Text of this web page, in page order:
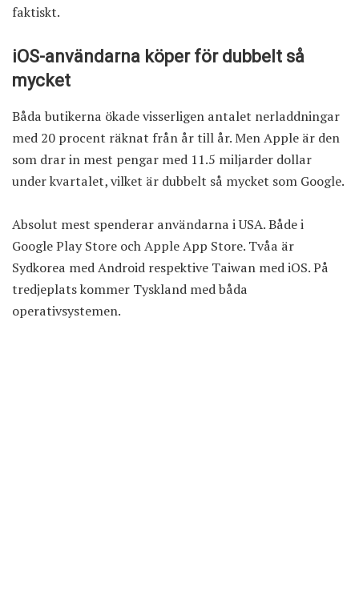
faktiskt.
iOS-användarna köper för dubbelt så
mycket
Båda butikerna ökade visserligen antalet nerladdningar
med 20 procent räknat från år till år. Men Apple är den
som drar in mest pengar med 11.5 miljarder dollar
under kvartalet, vilket är dubbelt så mycket som Google.
Absolut mest spenderar användarna i USA. Både i
Google Play Store och Apple App Store. Tvåa är
Sydkorea med Android respektive Taiwan med iOS. På
tredjeplats kommer Tyskland med båda
operativsystemen.